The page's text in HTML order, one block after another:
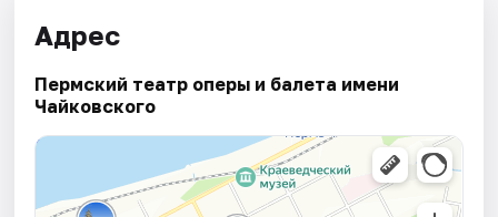
Адрес
Пермский театр оперы и балета имени
Чайковского